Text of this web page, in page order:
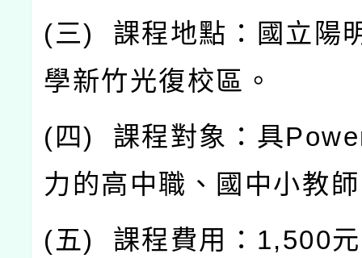
(三) 課程地點：國立陽
學新竹光復校區。
( 四) 課程對象：具
力的高中職、國中小教
(五) 課程費用： 1,500